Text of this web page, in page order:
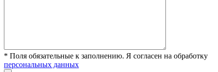
* Поля обязательные к заполнению. Я согласен на обработку
персональных данных